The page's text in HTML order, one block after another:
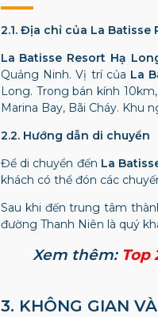
2.1. Địa chỉ của La Batisse
La Batisse Resort Hạ
Quảng Ninh. Vị trí của La
Long. Trong bán kính
Marina Bay, Bãi Cháy. Khu
2.2. Hướng dẫn di chuyển
Để di chuyển đến La
khách có thể đón các
Sau khi đến trung tâm
đường Thanh Niên là quý
Xem thêm: Top
3. KHÔNG GIAN